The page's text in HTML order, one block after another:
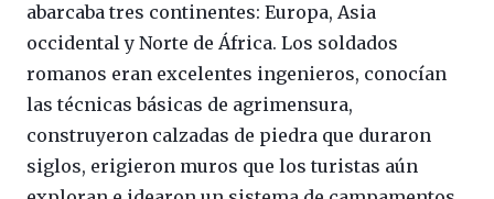
abarcaba tres continentes: Europa, Asia
occidental y Norte de África. Los soldados
romanos eran excelentes ingenieros, conocían
las técnicas básicas de agrimensura,
construyeron calzadas de piedra que duraron
siglos, erigieron muros que los turistas aún